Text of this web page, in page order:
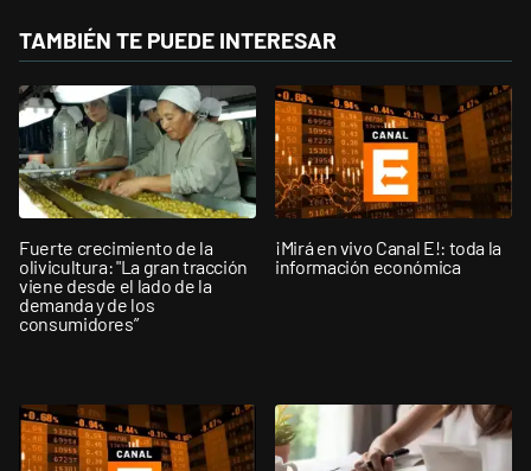
TAMBIÉN TE PUEDE INTERESAR
Fuerte crecimiento de la
olivicultura: "La gran tracción
viene desde el lado de la
demanda y de los
consumidores”
¡Mirá en vivo Canal E!: toda la
información económica